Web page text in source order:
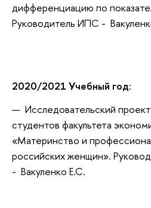
дифференциацию по
Руководитель ИПС -
2020/2021 Учебный год:
Исследовательский
студентов факультета
«Материнство и
российских женщин».
- Вакуленко Е.С.